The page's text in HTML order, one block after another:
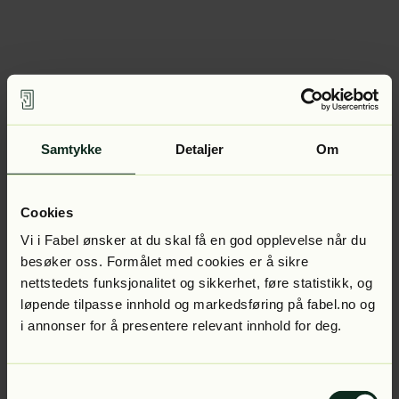
Samtykke Detaljer Om
Cookies
Vi i Fabel ønsker at du skal få en god opplevelse når du
besøker oss. Formålet med cookies er å sikre
nettstedets funksjonalitet og sikkerhet, føre statistikk, og
løpende tilpasse innhold og markedsføring på fabel.no og
i annonser for å presentere relevant innhold for deg.